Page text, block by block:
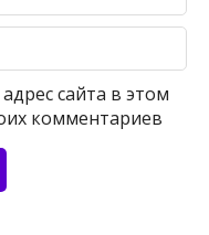
сайта в этом
комментариев